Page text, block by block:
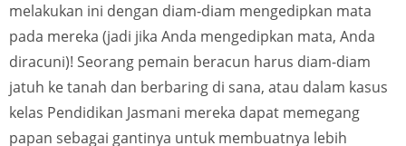
melakukan ini dengan diam-diam mengedipkan mata
pada mereka (jadi jika Anda mengedipkan mata, Anda
diracuni)! Seorang pemain beracun harus diam-diam
jatuh ke tanah dan berbaring di sana, atau dalam kasus
kelas Pendidikan Jasmani mereka dapat memegang
papan sebagai gantinya untuk membuatnya lebih